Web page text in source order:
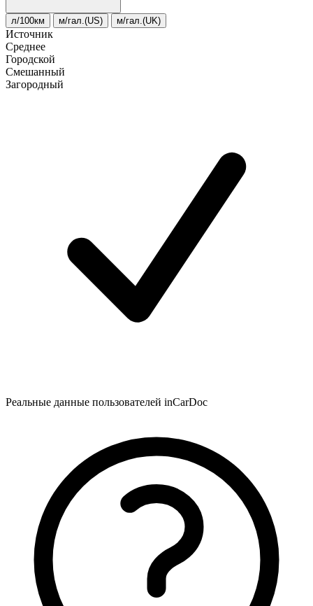
л/100км м/гал.(US) м/гал.(UK)
Источник
Среднее
Городской
Смешанный
Загородный
Реальные данные пользователей inCarDoc